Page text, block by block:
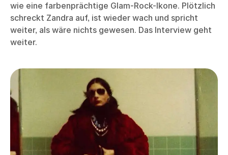
wie eine farbenprächtige Glam-Rock-Ikone. Plötzlich
schreckt Zandra auf, ist wieder wach und spricht
weiter, als wäre nichts gewesen. Das Interview geht
weiter.